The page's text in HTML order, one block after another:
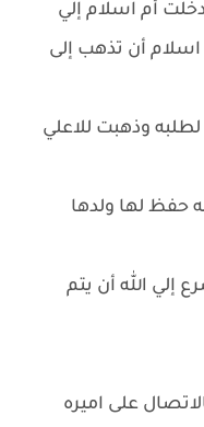
أم اسلام إلي
أن تذهب إلى
وذهبت للاعلي
حفظ لها ولدها
إلي الله أن يتم
على اميره